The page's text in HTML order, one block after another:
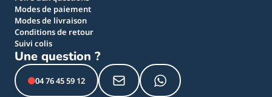
Modes de paiement
Modes de livraison
Conditions de retour
Suivi colis
Une question ?
04 76 45 59 12